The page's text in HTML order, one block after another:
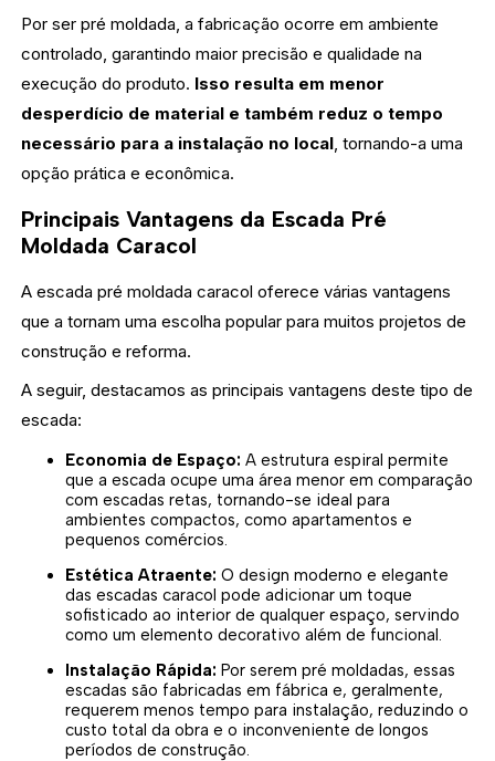
Por ser pré moldada, a fabricação ocorre em ambiente
controlado, garantindo maior precisão e qualidade na
execução do produto. Isso resulta em menor
desperdício de material e também reduz o tempo
necessário para a instalação no local, tornando-a uma
opção prática e econômica.
Principais Vantagens da Escada Pré
Moldada Caracol
A escada pré moldada caracol oferece várias vantagens
que a tornam uma escolha popular para muitos projetos de
construção e reforma.
A seguir, destacamos as principais vantagens deste tipo de
escada:
Economia de Espaço: A estrutura espiral permite
que a escada ocupe uma área menor em comparação
com escadas retas, tornando-se ideal para
ambientes compactos, como apartamentos e
pequenos comércios.
Estética Atraente: O design moderno e elegante
das escadas caracol pode adicionar um toque
sofisticado ao interior de qualquer espaço, servindo
como um elemento decorativo além de funcional.
Instalação Rápida: Por serem pré moldadas, essas
escadas são fabricadas em fábrica e, geralmente,
requerem menos tempo para instalação, reduzindo o
custo total da obra e o inconveniente de longos
períodos de construção.